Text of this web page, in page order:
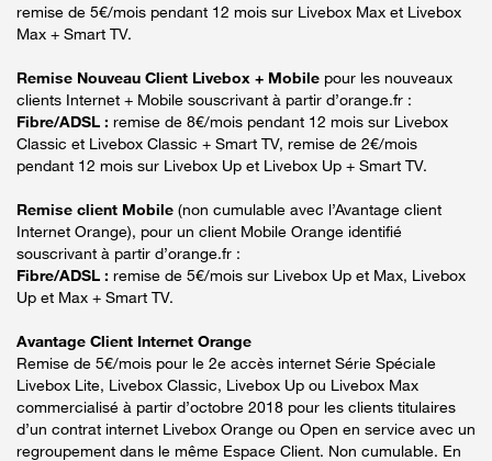
remise de 5€/mois pendant 12 mois sur Livebox Max et Livebox
Max + Smart TV.
Remise Nouveau Client Livebox + Mobile pour les nouveaux
clients Internet + Mobile souscrivant à partir d’orange.fr :
Fibre/ADSL : remise de 8€/mois pendant 12 mois sur Livebox
Classic et Livebox Classic + Smart TV, remise de 2€/mois
pendant 12 mois sur Livebox Up et Livebox Up + Smart TV.
Remise client Mobile (non cumulable avec l’Avantage client
Internet Orange), pour un client Mobile Orange identifié
souscrivant à partir d’orange.fr :
Fibre/ADSL : remise de 5€/mois sur Livebox Up et Max, Livebox
Up et Max + Smart TV.
Avantage Client Internet Orange
Remise de 5€/mois pour le 2e accès internet Série Spéciale
Livebox Lite, Livebox Classic, Livebox Up ou Livebox Max
commercialisé à partir d’octobre 2018 pour les clients titulaires
d’un contrat internet Livebox Orange ou Open en service avec un
regroupement dans le même Espace Client. Non cumulable. En